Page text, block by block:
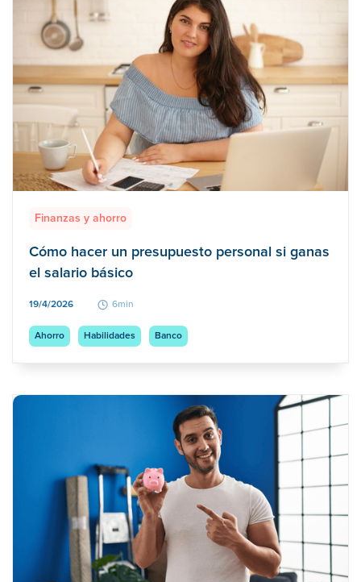
Finanzas y ahorro
Cómo hacer un presupuesto personal si ganas
el salario básico
19/4/2026 6min
Ahorro Habilidades Banco